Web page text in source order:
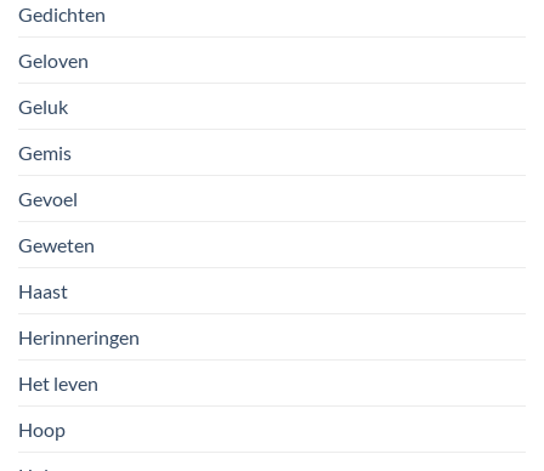
Gedichten
Geloven
Geluk
Gemis
Gevoel
Geweten
Haast
Herinneringen
Het leven
Hoop